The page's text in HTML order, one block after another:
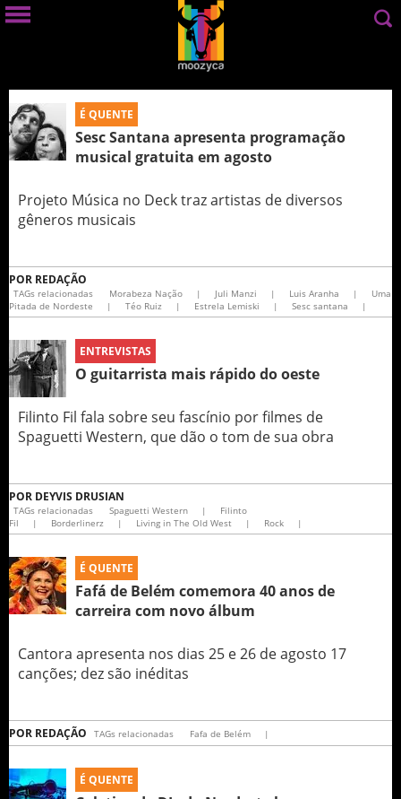
É QUENTE
Sesc Santana apresenta programação
musical gratuita em agosto
Projeto Música no Deck traz artistas de diversos
gêneros musicais
POR REDAÇÃO
TAGs relacionadas Morabeza Nação | Juli Manzi | Luis Aranha |
Uma
Pitada de Nordeste
| Téo Ruiz | Estrela Lemiski | Sesc santana |
ENTREVISTAS
O guitarrista mais rápido do oeste
Filinto Fil fala sobre seu fascínio por filmes de
Spaguetti Western, que dão o tom de sua obra
POR DEYVIS DRUSIAN
TAGs relacionadas Spaguetti Western |
Filinto
Fil
| Borderlinerz | Living in The Old West | Rock |
É QUENTE
Fafá de Belém comemora 40 anos de
carreira com novo álbum
Cantora apresenta nos dias 25 e 26 de agosto 17
canções; dez são inéditas
POR REDAÇÃO TAGs relacionadas Fafa de Belém |
É QUENTE